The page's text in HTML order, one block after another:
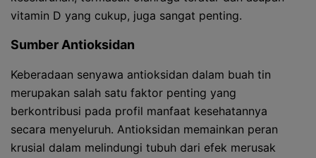
vitamin D yang cukup, juga sangat penting.
Sumber Antioksidan
Keberadaan senyawa antioksidan dalam buah tin
merupakan salah satu faktor penting yang
berkontribusi pada profil manfaat kesehatannya
secara menyeluruh. Antioksidan memainkan peran
krusial dalam melindungi tubuh dari efek merusak